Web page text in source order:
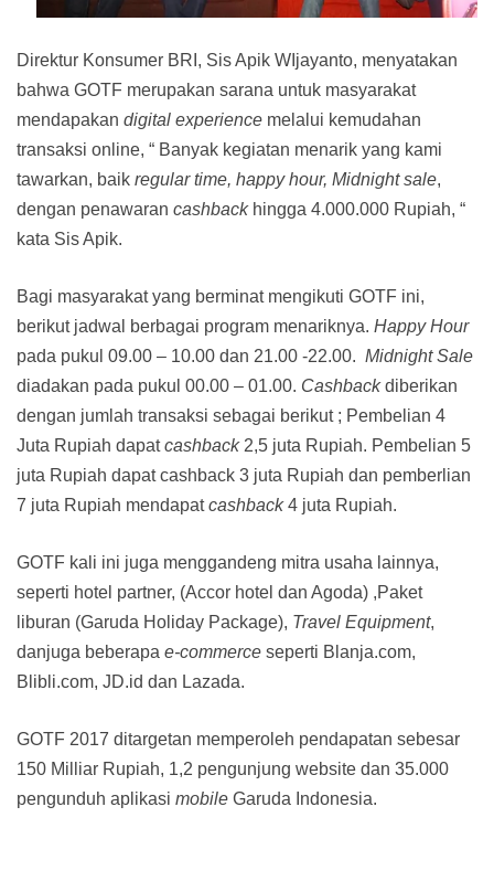
Direktur Konsumer BRI, Sis Apik WIjayanto, menyatakan
bahwa GOTF merupakan sarana untuk masyarakat
mendapakan digital experience melalui kemudahan
transaksi online, “ Banyak kegiatan menarik yang kami
tawarkan, baik regular time, happy hour, Midnight sale,
dengan penawaran cashback hingga 4.000.000 Rupiah, “
kata Sis Apik.
Bagi masyarakat yang berminat mengikuti GOTF ini,
berikut jadwal berbagai program menariknya. Happy Hour
pada pukul 09.00 – 10.00 dan 21.00 -22.00. Midnight Sale
diadakan pada pukul 00.00 – 01.00. Cashbackdiberikan
dengan jumlah transaksi sebagai berikut ; Pembelian 4
Juta Rupiah dapatcashback2,5 juta Rupiah. Pembelian 5
juta Rupiah dapat cashback 3 juta Rupiah dan pemberlian
7 juta Rupiah mendapatcashback4 juta Rupiah.
GOTF kali ini juga menggandeng mitra usaha lainnya,
seperti hotel partner, (Accor hotel dan Agoda) ,Paket
liburan (Garuda Holiday Package), Travel Equipment,
danjuga beberapa e-commerce seperti Blanja.com,
Blibli.com, JD.id dan Lazada.
GOTF 2017 ditargetan memperoleh pendapatan sebesar
150 Milliar Rupiah, 1,2 pengunjung website dan 35.000
pengunduh aplikasi mobile Garuda Indonesia.